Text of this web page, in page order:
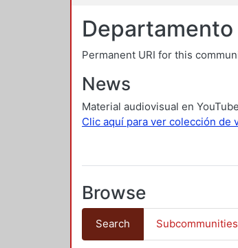
Permanent URI for this
News
Material audiovisual en
Clic aquí para ver colección de
Browse
Search